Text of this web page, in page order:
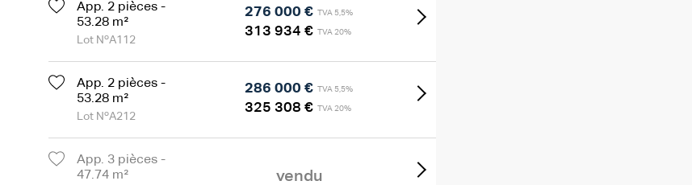
App. 2 pièces -
53.28 m²
Lot NºA112
276 000 € TVA 5,5%
313 934 € TVA 20%
App. 2 pièces -
53.28 m²
Lot NºA212
286 000 € TVA 5,5%
325 308 € TVA 20%
App. 3 pièces -
47.74 m²
vendu